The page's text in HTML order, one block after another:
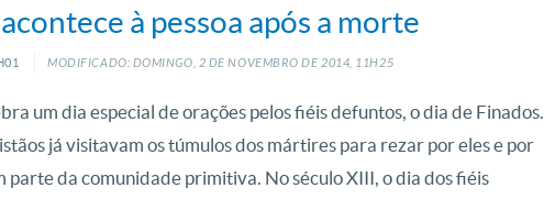
à pessoa após a morte
MODIFICADO: DOMINGO, 2 DENOVEMBRO DE2014, 11H25
um dia especial de orações pelos fiéis defuntos, o dia de Finados.
já visitavam os túmulos dos mártires para rezar por eles e por
parte da comunidade primitiva. No século XIII, o dia dos fiéis